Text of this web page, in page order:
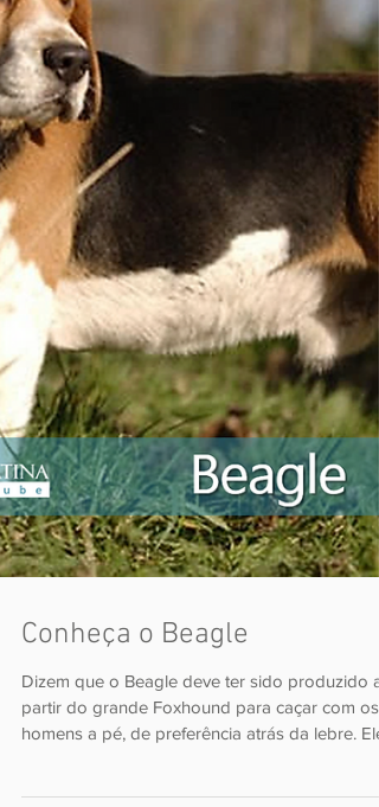
Bloodhound
Sabujo de grande tamanho e cão de faro por
excelência, tendo origens muito antigas. Há
séculos é conhecido e apreciado por seu faro...